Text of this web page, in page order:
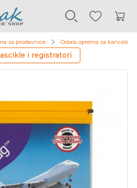
za prodavnice Ostala oprema za kancelariju
i registratori